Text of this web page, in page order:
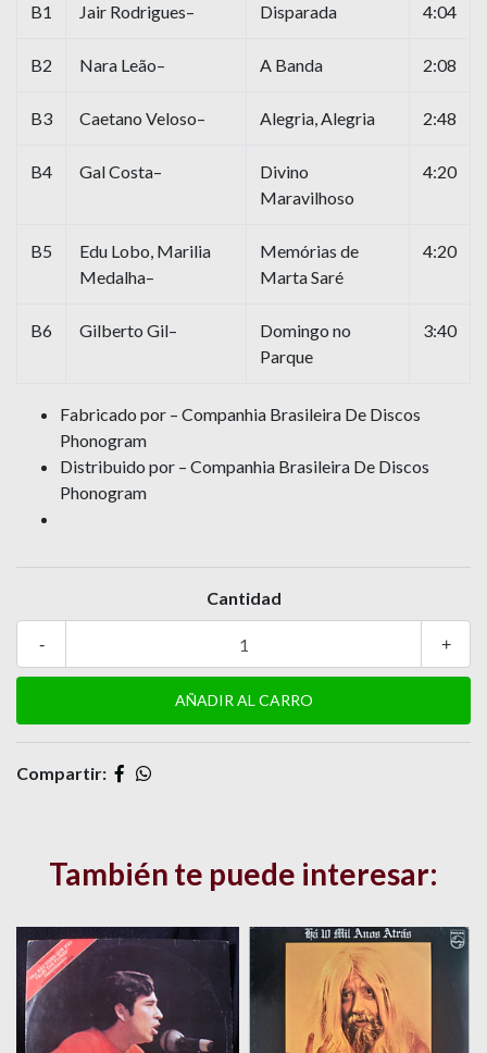
B1 Jair Rodrigues– Disparada 4:04
B2 Nara Leão– A Banda 2:08
B3 Caetano Veloso– Alegria, Alegria 2:48
B4 Gal Costa–
Divino
Maravilhoso
4:20
B5
Edu Lobo, Marilia
Medalha–
Memórias de
Marta Saré
4:20
B6 Gilberto Gil–
Domingo no
Parque
3:40
Fabricado por – Companhia Brasileira De Discos
Phonogram
Distribuido por – Companhia Brasileira De Discos
Phonogram
Cantidad
+
-
Compartir:
También te puede interesar: